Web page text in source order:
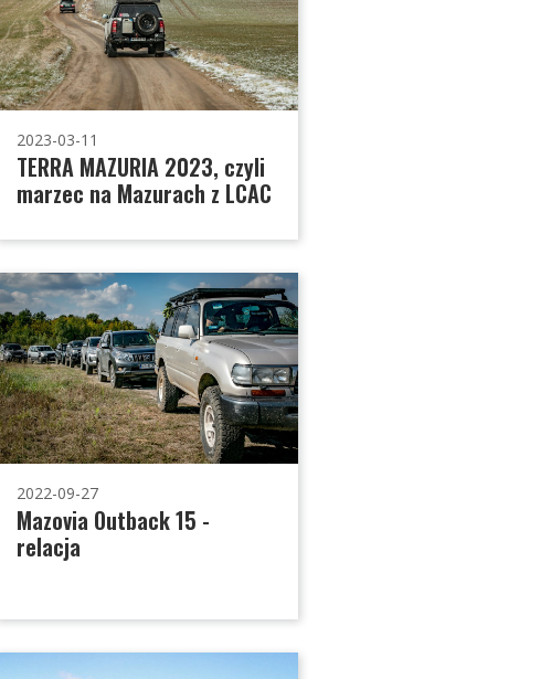
2023-03-11
TERRA MAZURIA 2023, czyli
marzec na Mazurach z LCAC
2022-09-27
Mazovia Outback 15 -
relacja